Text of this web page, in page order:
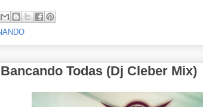
Todas (Dj Cleber Mix)